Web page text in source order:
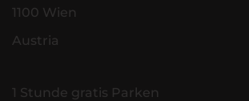
1100 Wien
Austria
1 Stunde gratis Parken